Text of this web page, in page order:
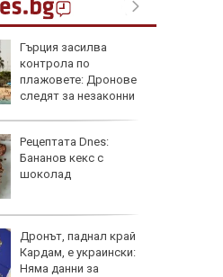
Гърция засилва
контрола по
плажовете: Дронове
следят за незаконни
Рецептата Dnes:
Бананов кекс с
шоколад
Дронът, паднал край
Кардам, е украински:
Няма данни за